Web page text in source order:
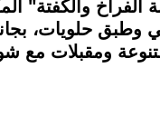
حلويات،
ومقبلات مع